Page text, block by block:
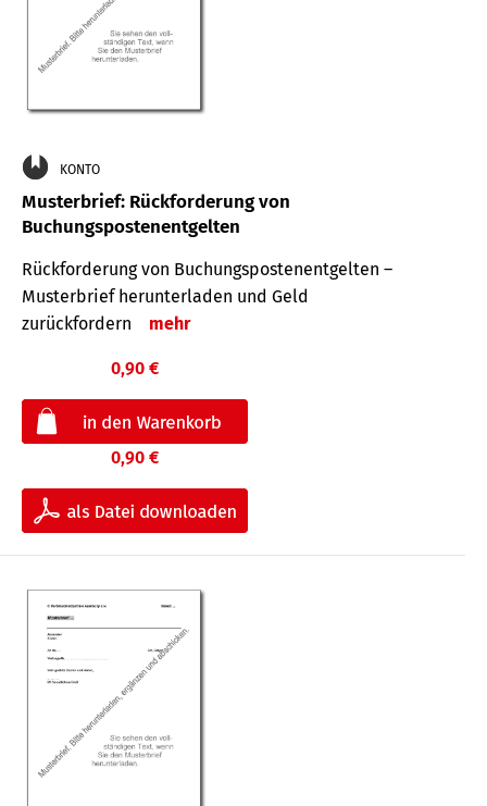
KONTO
Musterbrief: Rückforderung von
Buchungspostenentgelten
Rückforderung von Buchungspostenentgelten –
Musterbrief herunterladen und Geld
zurückfordern
mehr
0,90 €
0,90 €